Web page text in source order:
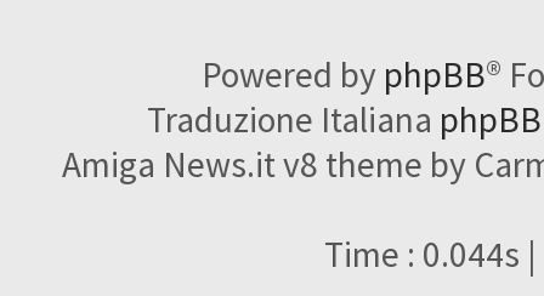
Powered by phpBB®
Traduzione Italiana
Amiga News.it v8 theme by
Time : 0.044s